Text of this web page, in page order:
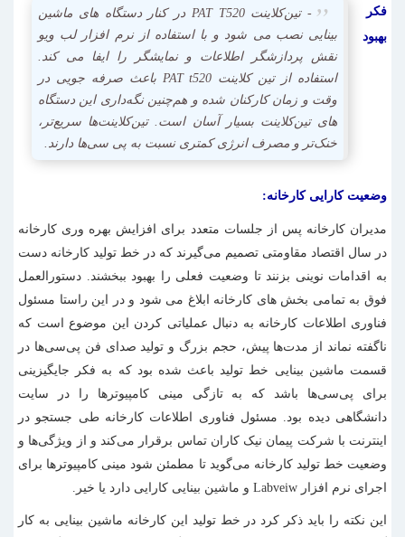
- تین‌کلاینت PAT T520 در کنار دستگاه های ماشین
بینایی نصب می شود و با استفاده از نرم افزار لب ویو
نقش پردازشگر اطلاعات و نمایشگر را ایفا می کند.
استفاده از تین کلاینت PAT t520 باعث صرفه جویی در
وقت و زمان کارکنان شده و هم‌چنین نگه‌داری این دستگاه
های تین‌کلاینت بسیار آسان است. تین‌کلاینت‌ها سریع‌تر،
خنک‌تر و مصرف انرژی کمتری نسبت به پی سی‌ها دارند.
فکر
بهبود
وضعیت کارایی کارخانه:
مدیران کارخانه پس از جلسات متعدد برای افزایش بهره وری کارخانه
در سال اقتصاد مقاومتی تصمیم می‌گیرند که در خط تولید کارخانه دست
به اقدامات نوینی بزنند تا وضعیت فعلی را بهبود ببخشند. دستورالعمل
فوق به تمامی بخش های کارخانه ابلاغ می شود و در این راستا مسئول
فناوری اطلاعات کارخانه به دنبال عملیاتی کردن این موضوع است که
ناگفته نماند از مدت‌ها پیش، حجم بزرگ و تولید صدای فن پی‌سی‌ها در
قسمت ماشین بینایی خط تولید باعث شده بود که به فکر جایگیزینی
برای پی‌سی‌ها باشد که به تازگی مینی کامپیوتر‌ها را در سایت
دانشگاهی دیده بود. مسئول فناوری اطلاعات کارخانه طی جستجو در
اینترنت با شرکت پیمان نیک کاران تماس برقرار می‌کند و از ویژگی‌ها و
وضعیت خط تولید کارخانه می‌گوید تا مطمئن شود مینی کامپیوترها برای
اجرای نرم افزار Labveiw و ماشین بینایی کارایی دارد یا خیر.
این نکته را باید ذکر کرد در خط تولید این کارخانه ماشین بینایی به کار